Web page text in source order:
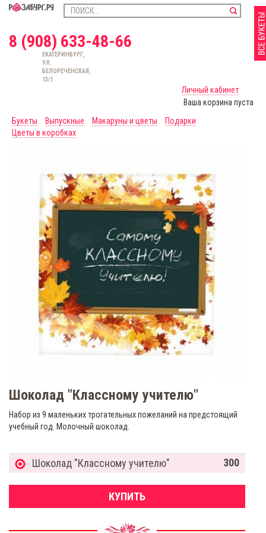
8 (908) 633-48-66
ЕКАТЕРИНБУРГ,
УЛ.
БЕЛОРЕЧЕНСКАЯ,
13/1
Личный кабинет
Ваша корзина пуста
Букеты
Выпускные Макаруны и цветы
Подарки
Цветы в коробках
Шоколад "Классному учителю"
Набор из 9 маленьких трогательных пожеланий на предстоящий
учебный год. Молочный шоколад.
Шоколад "Классному учителю" 300
КУПИТЬ